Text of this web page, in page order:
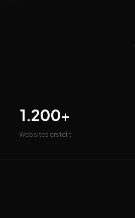
1.200+
Websites erstellt